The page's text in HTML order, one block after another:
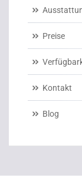
Preise
Kontakt
Blog